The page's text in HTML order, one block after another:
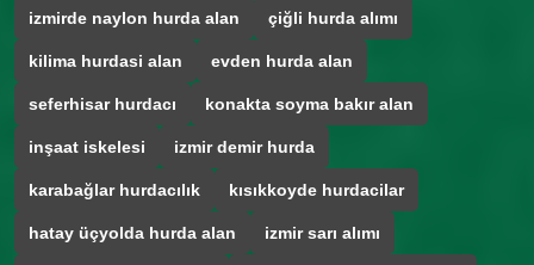
izmirde naylon hurda alan çiğli hurda alımı
kilima hurdasi alan evden hurda alan
seferhisar hurdacı konakta soyma bakır alan
inşaat iskelesi izmir demir hurda
karabağlar hurdacılık kısıkkoyde hurdacilar
hatay üçyolda hurda alan izmir sarı alımı